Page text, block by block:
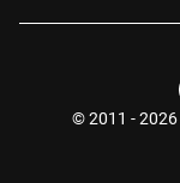
© 2011 - 2026